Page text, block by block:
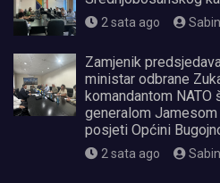
2 sata ago
Zamjenik
ministar odbrane
komandantom NATO
generalom
posjeti Općini
2 sata ago